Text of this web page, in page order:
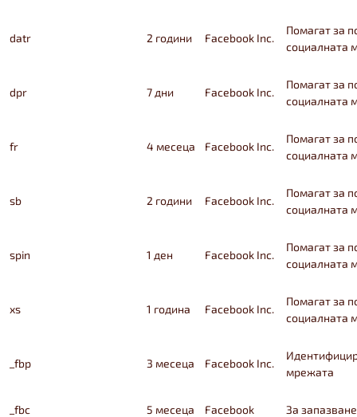
datr 2 години Facebook Inc.
Помагат за
социалната
dpr 7 дни Facebook Inc.
Помагат за
социалната
fr 4 месеца Facebook Inc.
Помагат за
социалната
sb 2 години Facebook Inc.
Помагат за
социалната
spin 1 ден Facebook Inc.
Помагат за
социалната
xs 1 година Facebook Inc.
Помагат за
социалната
_fbp 3 месеца Facebook Inc.
мрежата
_fbc 5 месеца Facebook За